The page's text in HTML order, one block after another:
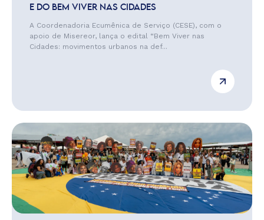
E DO BEM VIVER NAS CIDADES
A Coordenadoria Ecumênica de Serviço (CESE), com o
apoio de Misereor, lança o edital “Bem Viver nas
Cidades: movimentos urbanos na def...